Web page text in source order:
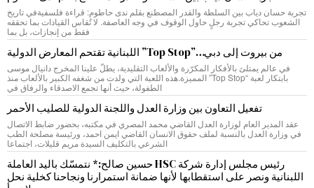
تجربة حسان دياب بين السلطة والقدر المصطنع بقلم ندى حاطوم: قراءة فلسفيةفي تاريخ
الشعوب تحاكي تجربة رجلٍ حاول الوقوف في وجه العاصفة. لا تُقاس القيادات بما تحققه
فقط من إنجازات، بل بما
من بيروت إلى دبي…”Top Stop” اللبنانية تقتحم المعارض الدولية
في عالم يمتلئ بالأفكار المكرّرة والألعاب التقليدية، يطلّ علينا المخرج دانيال موسى
بابتكار لعبة “Top Stop” المميزة.هذه اللعبة التي ولدت من شغفه الكبير بالألعاب منذ
الطفولة، حيث أنها تجمع الاصدقاء والرفاق في
تفعيل التعاون بين وزارة العدل واللجنة الدولية للصليب الأحمر
عقد المدير العام لوزارة العدل القاضي محمد المصري في مكتبه، بحضور ضابط الاتصال
في وزارة العدل بالنسبة لملف حقوق الانسان القاضي ايمن احمد، ورئيسة مصلحة الطب
الشرعي بالتكليف السيدة مريم قليلات، اجتماعا
رئيس مجلس إدارة شركة HSC حسين صالح:* نتمسّك باليد العاملة
اللبنانية ونصر على استقطابها لأنها ضمانة استمرارنا ونجاحنا كخلية نحل